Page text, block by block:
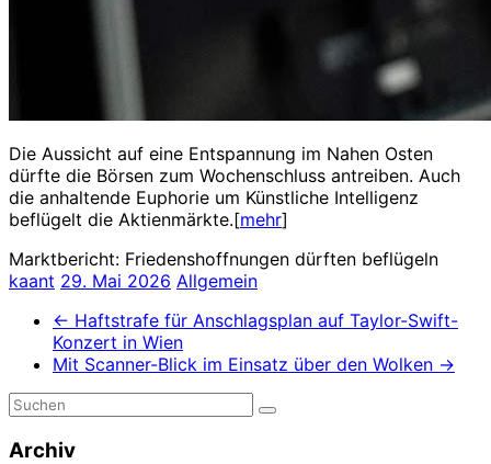
Die Aussicht auf eine Entspannung im Nahen Osten
dürfte die Börsen zum Wochenschluss antreiben. Auch
die anhaltende Euphorie um Künstliche Intelligenz
beflügelt die Aktienmärkte.[mehr]
Marktbericht: Friedenshoffnungen dürften beflügeln
kaant 29. Mai 2026 Allgemein
← Haftstrafe für Anschlagsplan auf Taylor-Swift-
Konzert in Wien
Mit Scanner-Blick im Einsatz über den Wolken →
Archiv